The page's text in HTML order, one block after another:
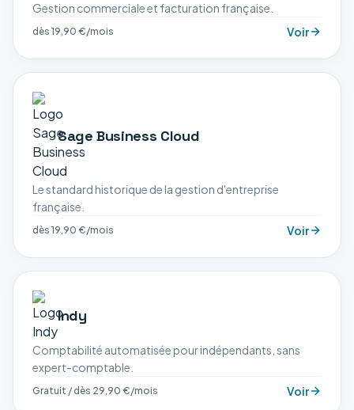
Gestion commerciale et facturation française.
dès 19,90 €/mois Voir
Sage Business Cloud
Le standard historique de la gestion d'entreprise
française.
dès 19,90 €/mois Voir
Indy
Comptabilité automatisée pour indépendants, sans
expert-comptable.
Gratuit / dès 29,90 €/mois Voir